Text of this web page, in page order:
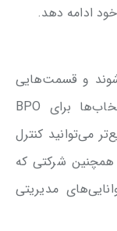
ادامه دهد.
و قسمت‌هایی
که مدیریت ضعیفی دارند، از اولین انتخاب‌ها برای BPO
می‌توانید کنترل
شرکتی که
مدیریتی